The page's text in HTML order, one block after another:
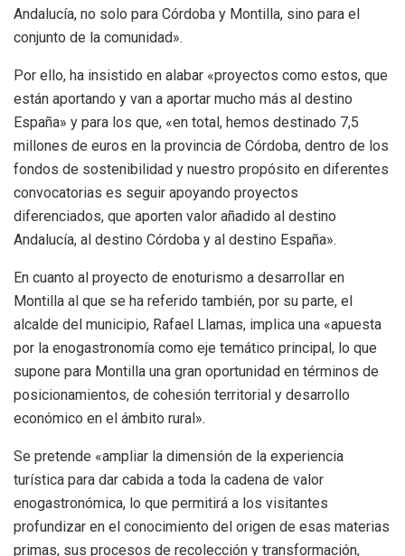
Andalucía, no solo para Córdoba y Montilla, sino para el
conjunto de la comunidad».
Por ello, ha insistido en alabar «proyectos como estos, que
están aportando y van a aportar mucho más al destino
España» y para los que, «en total, hemos destinado 7,5
millones de euros en la provincia de Córdoba, dentro de los
fondos de sostenibilidad y nuestro propósito en diferentes
convocatorias es seguir apoyando proyectos
diferenciados, que aporten valor añadido al destino
Andalucía, al destino Córdoba y al destino España».
En cuanto al proyecto de enoturismo a desarrollar en
Montilla al que se ha referido también, por su parte, el
alcalde del municipio, Rafael Llamas, implica una «apuesta
por la enogastronomía como eje temático principal, lo que
supone para Montilla una gran oportunidad en términos de
posicionamientos, de cohesión territorial y desarrollo
económico en el ámbito rural».
Se pretende «ampliar la dimensión de la experiencia
turística para dar cabida a toda la cadena de valor
enogastronómica, lo que permitirá a los visitantes
profundizar en el conocimiento del origen de esas materias
primas, sus procesos de recolección y transformación,